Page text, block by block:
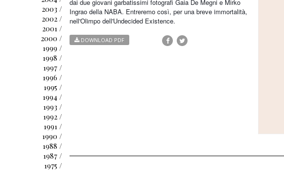
2003 /
2002 /
2001 /
2000 /
1999 /
1998 /
1997 /
1996 /
1995 /
1994 /
1993 /
1992 /
1991 /
1990 /
1988 /
1987 /
1975 /
dai due giovani garbatissimi fotografi Gaia De Megni e Mirko
Ingrao della NABA. Entreremo così, per una breve immortalità,
nell'Olimpo dell'Undecided Existence.
DOWNLOAD PDF